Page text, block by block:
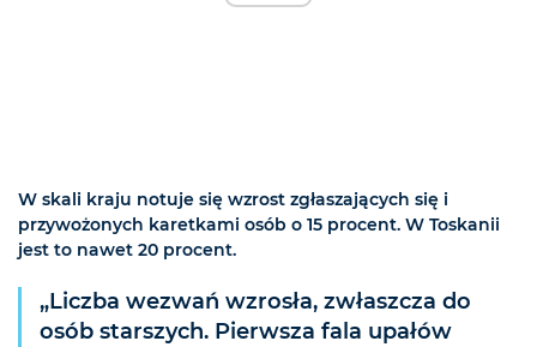
W skali kraju notuje się wzrost zgłaszających się i
przywożonych karetkami osób o 15 procent. W Toskanii
jest to nawet 20 procent.
„Liczba wezwań wzrosła, zwłaszcza do
osób starszych. Pierwsza fala upałów